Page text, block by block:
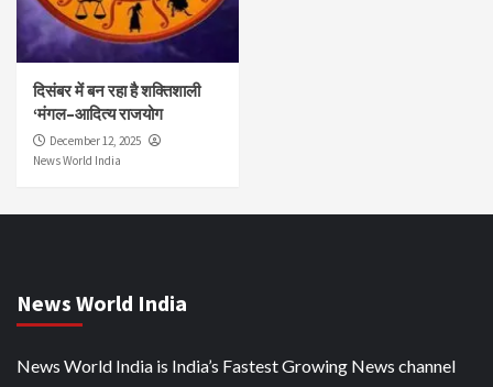
दिसंबर में बन रहा है शक्तिशाली
‘मंगल–आदित्य राजयोग
December 12, 2025
News World India
News World India
News World India is India’s Fastest Growing News channel